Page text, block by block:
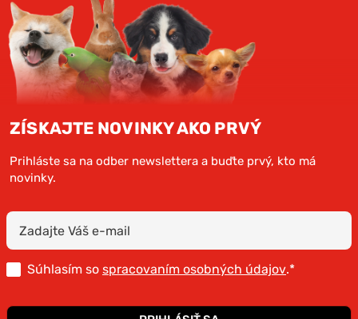
ZÍSKAJTE NOVINKY AKO PRVÝ
Prihláste sa na odber newslettera a buďte prvý, kto má
novinky.
Súhlasím so spracovaním osobných údajov.*